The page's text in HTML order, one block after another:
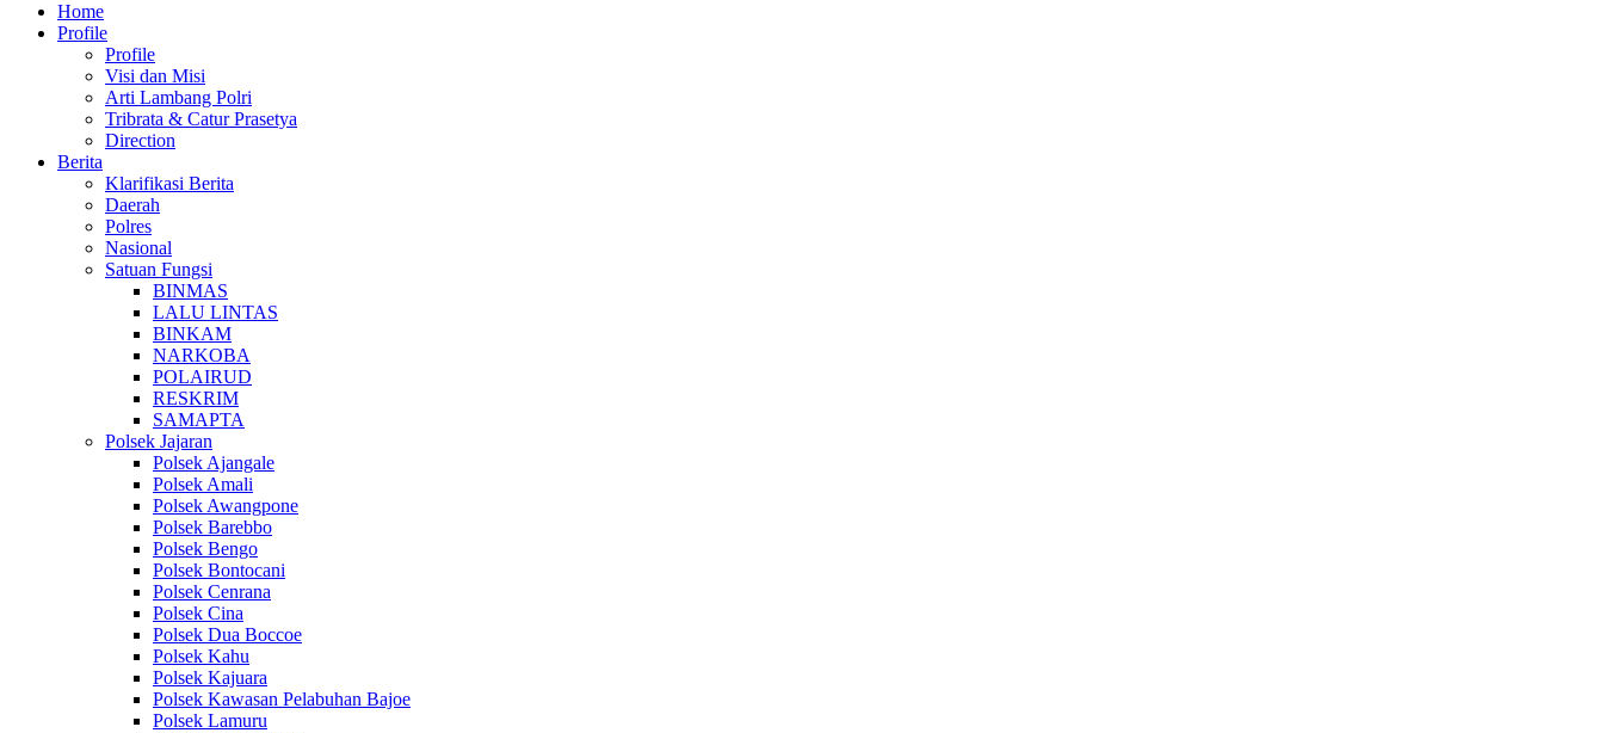
Home
Profile
Profile
Visi dan Misi
Arti Lambang Polri
Tribrata & Catur Prasetya
Direction
Berita
Klarifikasi Berita
Daerah
Polres
Nasional
Satuan Fungsi
BINMAS
LALU LINTAS
BINKAM
NARKOBA
POLAIRUD
RESKRIM
SAMAPTA
Polsek Jajaran
Polsek Ajangale
Polsek Amali
Polsek Awangpone
Polsek Barebbo
Polsek Bengo
Polsek Bontocani
Polsek Cenrana
Polsek Cina
Polsek Dua Boccoe
Polsek Kahu
Polsek Kajuara
Polsek Kawasan Pelabuhan Bajoe
Polsek Lamuru